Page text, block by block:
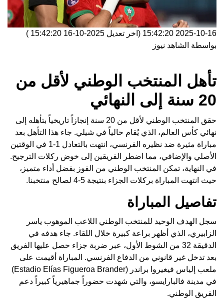
2025-10-16 15:42:20 (اخر تعديل 2025-10-16 15:42:20
)
بواسطة الشاهد نيوز
تأهل المنتخب الوطني لأقل من
20 سنة إلى النهائي
حقق المنتخب الوطني لأقل من 20 سنة إنجازاً تاريخياً بتأهله إلى
نهائي كأس العالم، الذي يُقام حالياً في شيلي. جاء هذا التأهل بعد
مباراة مثيرة ضد نظيره الفرنسي، انتهت بالتعادل 1-1 في الوقتين
الأصلي والإضافي، مما اضطر الفريقين إلى خوض ركلات الترجيح.
في النهاية، تمكن المنتخب الوطني من الفوز بفضل أداء متميز،
حيث انتهت المباراة بركلات الجزاء بنتيجة 5-4 لصالح منتخبنا.
تفاصيل المباراة
سجل الهدف الوحيد للمنتخب الوطني اللاعب الموهوب ياسر
الزابيري، الذي أظهر براعة كبيرة خلال اللقاء. جاء هدفه في
الدقيقة 32 من الشوط الأول، عبر ضربة جزاء حصل عليها الفريق
بعد تدخل غير قانوني من الدفاع الفرنسي. المباراة أقيمت على
ملعب إلياس فيغيروا براندر (Estadio Elías Figueroa Brander)
في مدينة فالبارايسو، والتي شهدت حضوراً جماهيرياً كبيراً دعم
الفريق الوطني.